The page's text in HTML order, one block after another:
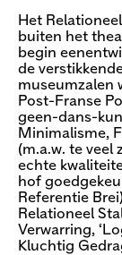
Het
buiten het
begin
de
museumzalen
Post-Franse
geen-dans-
Minimalisme,
(m.a.w. te veel
echte
hof
Referentie
Relationeel
Verwarring,
Kluchtig